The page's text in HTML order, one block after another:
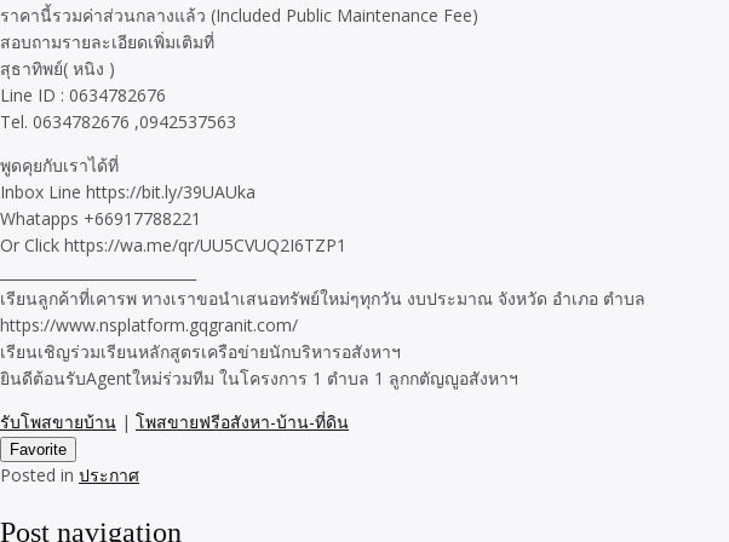
ราคานี้รวมค่าส่วนกลางแล้ว (Included Public Maintenance Fee)
สอบถามรายละเอียดเพิ่มเติมที่
สุธาทิพย์( หนิง )
Line ID : 0634782676
Tel. 0634782676 ,0942537563
พูดคุยกับเราได้ที่
Inbox Line https://bit.ly/39UAUka
Whatapps +66917788221
Or Click https://wa.me/qr/UU5CVUQ2I6TZP1
เรียนลูกค้าที่เคารพ ทางเราขอนำเสนอทรัพย์ใหม่ๆทุกวัน งบประมาณ จังหวัด อำเภอ ตำบล
https://www.nsplatform.gqgranit.com/
เรียนเชิญร่วมเรียนหลักสูตรเครือข่ายนักบริหารอสังหาฯ
ยินดีต้อนรับAgentใหม่ร่วมทีม ในโครงการ 1 ตำบล 1 ลูกกตัญญูอสังหาฯ
รับโพสขายบ้าน | โพสขายฟรีอสังหา-บ้าน-ที่ดิน
Favorite
Posted in ประกาศ
Post navigation